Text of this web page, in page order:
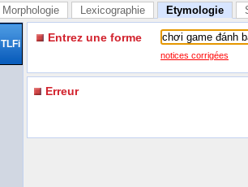
Morphologie Lexicographie Etymologie
TLFi Entrez une forme
notices corrigées
Erreur